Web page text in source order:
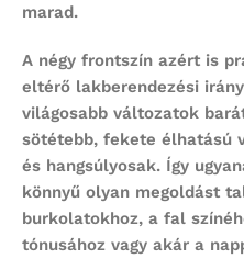
marad.
A négy frontszín azért is
eltérő lakberendezési
világosabb változatok
sötétebb, fekete élhatású
és hangsúlyosak. Így
könnyű olyan megoldást
burkolatokhoz, a fal
tónusához vagy akár a